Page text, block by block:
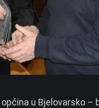
u Bjelovarsko